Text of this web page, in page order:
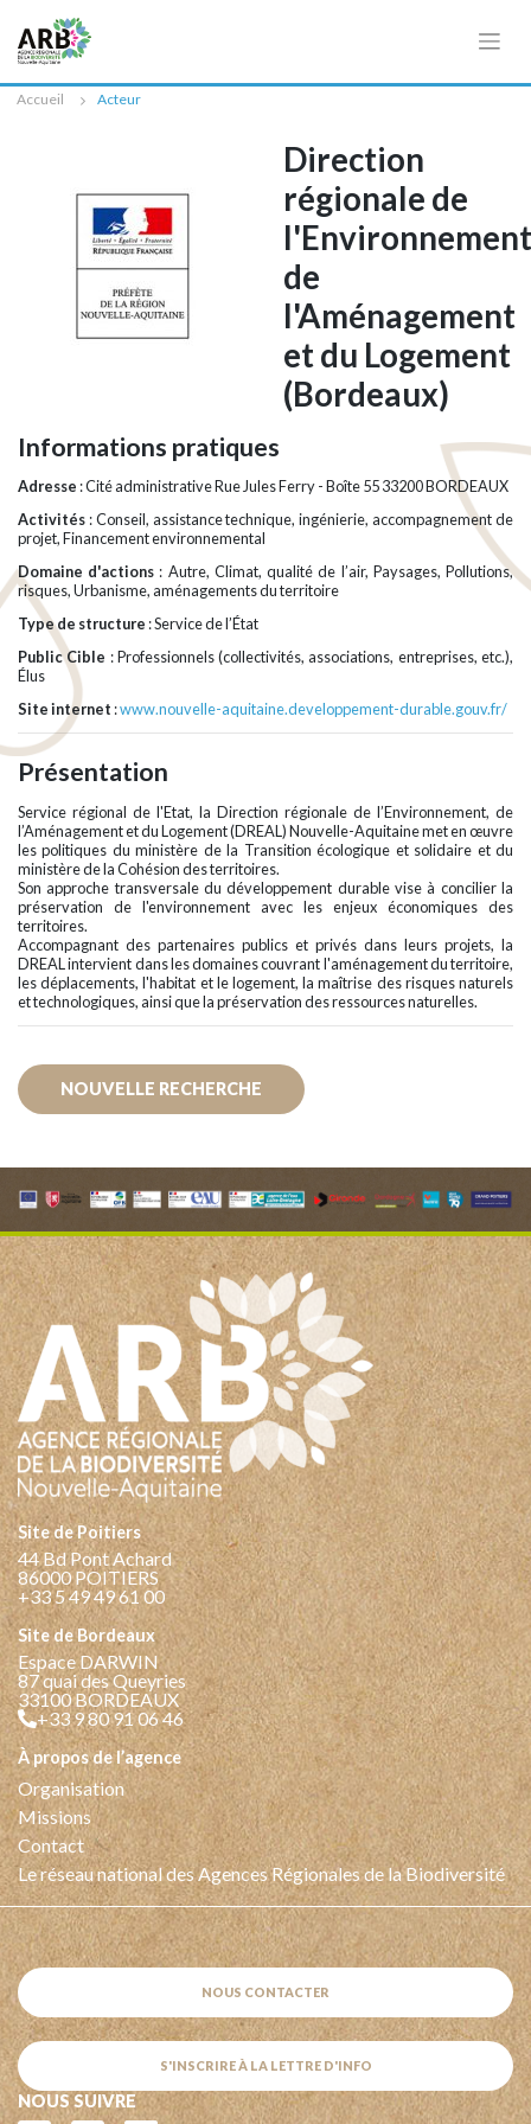
Accueil Acteur
Direction
régionale de
de
l'Aménagement
et du Logement
(Bordeaux)
Informations pratiques
Adresse : Cité administrative Rue Jules Ferry - Boîte 55 33200 BORDEAUX
Activités : Conseil, assistance technique, ingénierie, accompagnement de
projet, Financement environnemental
Domaine d'actions : Autre, Climat, qualité de l’air, Paysages, Pollutions,
risques, Urbanisme, aménagements du territoire
Type de structure : Service de l’État
Public Cible : Professionnels (collectivités, associations, entreprises, etc.),
Élus
Site internet :www.nouvelle-aquitaine.developpement-durable.gouv.fr/
Présentation
Service régional de l'Etat, la Direction régionale de l’Environnement, de
l’Aménagement et du Logement (DREAL) Nouvelle-Aquitaine met en œuvre
les politiques du ministère de la Transition écologique et solidaire et du
ministère de la Cohésion des territoires.
Son approche transversale du développement durable vise à concilier la
préservation de l'environnement avec les enjeux économiques des
territoires.
Accompagnant des partenaires publics et privés dans leurs projets, la
DREAL intervient dans les domaines couvrant l'aménagement du territoire,
les déplacements, l'habitat et le logement, la maîtrise des risques naturels
et technologiques, ainsi que la préservation des ressources naturelles.
NOUVELLE RECHERCHE
Site de Poitiers
44 Bd Pont Achard
86000 POITIERS
+33 5 49 49 61 00
Site de Bordeaux
Espace DARWIN
87 quai des Queyries
33100 BORDEAUX
+33 9 80 91 06 46
à propos de l’agence
Organisation
Missions
Contact
Le réseau national des Agences Régionales de la Biodiversité
NOUS CONTACTER
S'INSCRIRE À LA LETTRE D'INFO
NOUS SUIVRE